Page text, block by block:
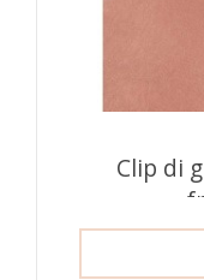
Clip di